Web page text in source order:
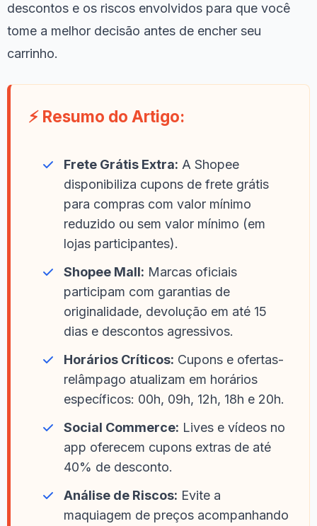
descontos e os riscos envolvidos para que você
tome a melhor decisão antes de encher seu
carrinho.
⚡ Resumo do Artigo:
Frete Grátis Extra: A Shopee
disponibiliza cupons de frete grátis
para compras com valor mínimo
reduzido ou sem valor mínimo (em
lojas participantes).
Shopee Mall: Marcas oficiais
participam com garantias de
originalidade, devolução em até 15
dias e descontos agressivos.
Horários Críticos: Cupons e ofertas-
relâmpago atualizam em horários
específicos: 00h, 09h, 12h, 18h e 20h.
Social Commerce: Lives e vídeos no
app oferecem cupons extras de até
40% de desconto.
Análise de Riscos: Evite a
maquiagem de preços acompanhando